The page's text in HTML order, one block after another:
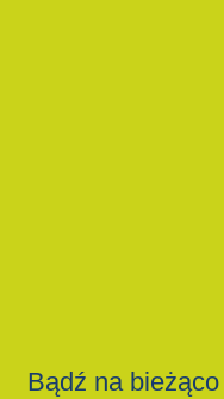
Bądź na